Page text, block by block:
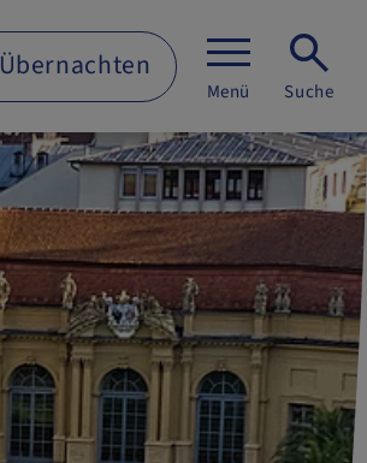
Übernachten
Menü Suche